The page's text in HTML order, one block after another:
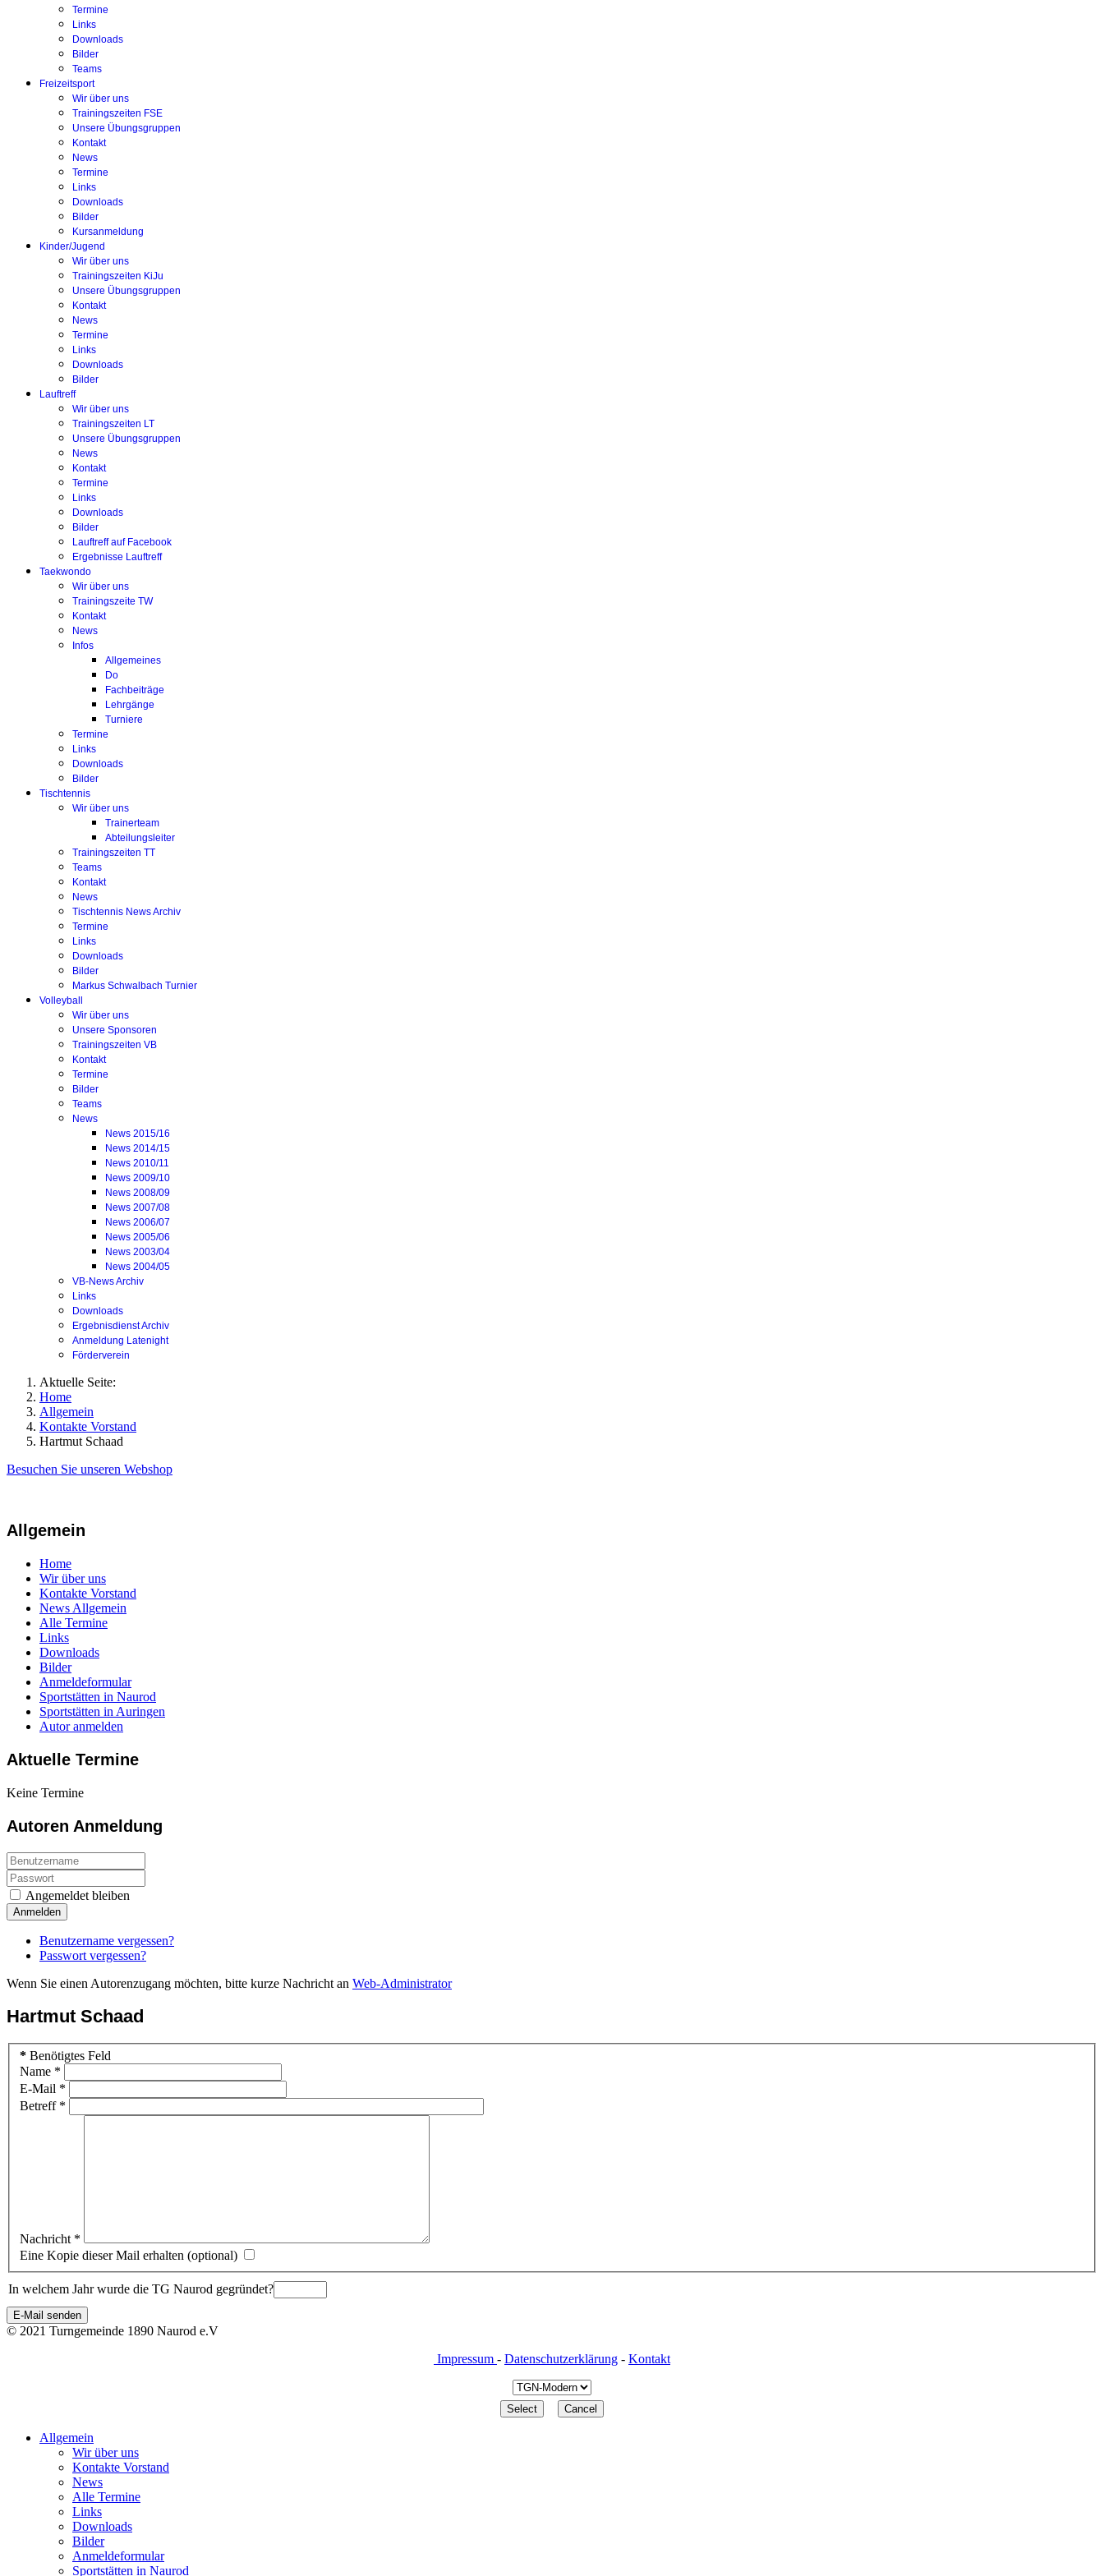
Termine
Links
Downloads
Bilder
Teams
Freizeitsport
Wir über uns
Trainingszeiten FSE
Unsere Übungsgruppen
Kontakt
News
Termine
Links
Downloads
Bilder
Kursanmeldung
Kinder/Jugend
Wir über uns
Trainingszeiten KiJu
Unsere Übungsgruppen
Kontakt
News
Termine
Links
Downloads
Bilder
Lauftreff
Wir über uns
Trainingszeiten LT
Unsere Übungsgruppen
News
Kontakt
Termine
Links
Downloads
Bilder
Lauftreff auf Facebook
Ergebnisse Lauftreff
Taekwondo
Wir über uns
Trainingszeite TW
Kontakt
News
Infos
Allgemeines
Do
Fachbeiträge
Lehrgänge
Turniere
Termine
Links
Downloads
Bilder
Tischtennis
Wir über uns
Trainerteam
Abteilungsleiter
Trainingszeiten TT
Teams
Kontakt
News
Tischtennis News Archiv
Termine
Links
Downloads
Bilder
Markus Schwalbach Turnier
Volleyball
Wir über uns
Unsere Sponsoren
Trainingszeiten VB
Kontakt
Termine
Bilder
Teams
News
News 2015/16
News 2014/15
News 2010/11
News 2009/10
News 2008/09
News 2007/08
News 2006/07
News 2005/06
News 2003/04
News 2004/05
VB-News Archiv
Links
Downloads
Ergebnisdienst Archiv
Anmeldung Latenight
Förderverein
Aktuelle Seite:
Home
Allgemein
Kontakte Vorstand
Hartmut Schaad
Besuchen Sie unseren Webshop
Allgemein
Home
Wir über uns
Kontakte Vorstand
News Allgemein
Alle Termine
Links
Downloads
Bilder
Anmeldeformular
Sportstätten in Naurod
Sportstätten in Auringen
Autor anmelden
Aktuelle Termine
Keine Termine
Autoren Anmeldung
Angemeldet bleiben
Anmelden
Benutzername vergessen?
Passwort vergessen?
Wenn Sie einen Autorenzugang möchten, bitte kurze Nachricht an Web-Administrator
Hartmut Schaad
* Benötigtes Feld
Name *
E-Mail *
Betreff*
Nachricht *
Eine Kopie dieser Mail erhalten (optional)
In welchem Jahr wurde die TG Naurod gegründet?
E-Mail senden
© 2021 Turngemeinde 1890 Naurod e.V
Impressum - Datenschutzerklärung - Kontakt
Allgemein
Wir über uns
Kontakte Vorstand
News
Alle Termine
Links
Downloads
Bilder
Anmeldeformular
Sportstätten in Naurod